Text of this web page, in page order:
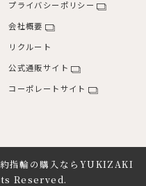
プライバシーポリシー
会社概要
リクルート
公式通販サイト
コーポレートサイト
指輪の購入ならYUKIZAKI
Reserved.